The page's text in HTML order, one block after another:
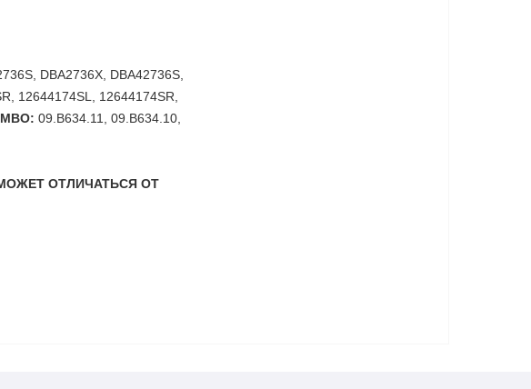
DBA2736X, DBA42736S,
12644174SL, 12644174SR,
09.B634.11, 09.B634.10,
ОТЛИЧАТЬСЯ ОТ